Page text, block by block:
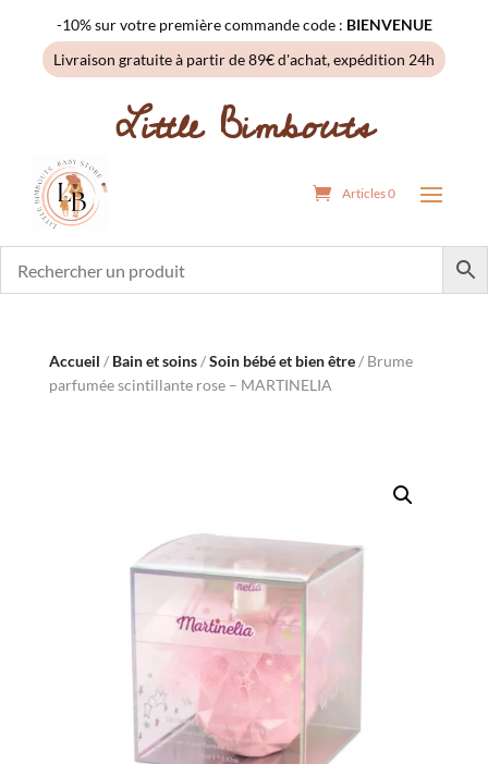
-10% sur votre première commande code : BIENVENUE
Livraison gratuite à partir de 89€ d'achat, expédition 24h
Little Bimbouts
Articles 0
Accueil / Bain et soins/Soin bébé et bien être/ Brume
parfumée scintillante rose – MARTINELIA